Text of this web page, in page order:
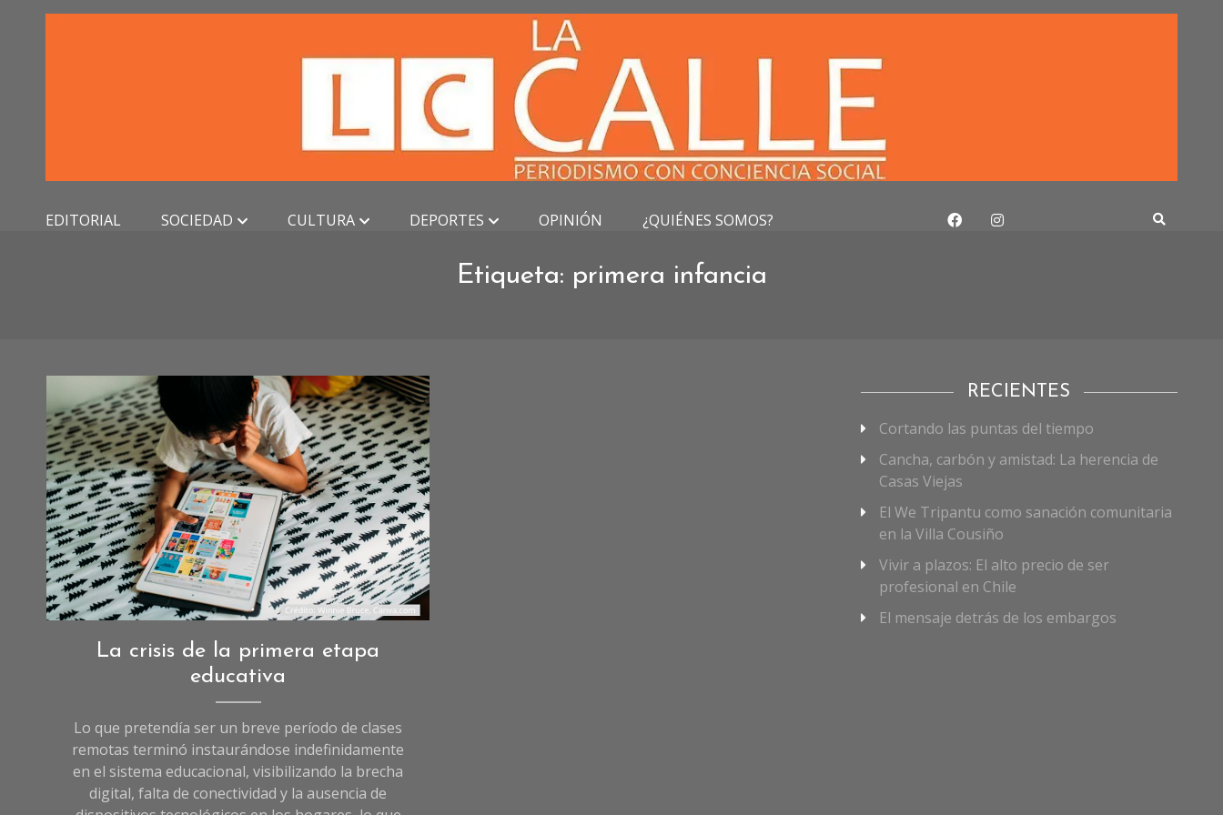
EDITORIAL SOCIEDAD CULTURA DEPORTES OPINIÓN ¿QUIÉNES SOMOS?
Etiqueta: primera infancia
Reportajes,
Reportajes
La crisis de la primera etapa
educativa
Lo que pretendía ser un breve período de clases
remotas terminó instaurándose indefinidamente
en el sistema educacional, visibilizando la brecha
digital, falta de conectividad y la ausencia de
RECIENTES
Cortando las puntas del tiempo
Cancha, carbón y amistad: La herencia de
Casas Viejas
El We Tripantu como sanación comunitaria
en la Villa Cousiño
Vivir a plazos: El alto precio de ser
profesional en Chile
El mensaje detrás de los embargos